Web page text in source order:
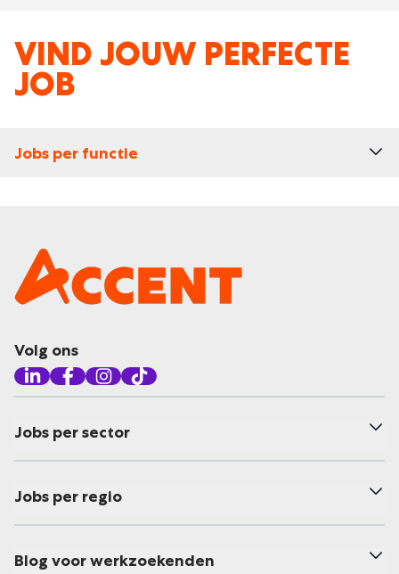
VIND JOUW PERFECTE
JOB
Jobs per functie
Volg ons
Jobs per sector
Jobs per regio
Blog voor werkzoekenden